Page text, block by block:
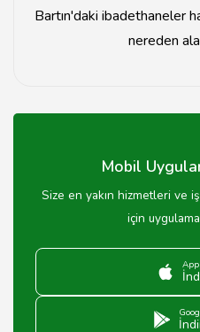
Bartın'daki ibadethaneler
nereden
yerel rehberlik hizmetlerini
Mobil
Size en yakın hizmetleri ve
için